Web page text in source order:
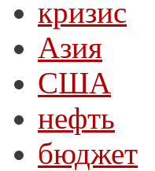
кризис
Азия
США
нефть
бюджет